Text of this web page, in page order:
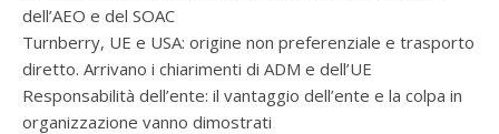
dell’AEO e del SOAC
Turnberry, UE e USA: origine non preferenziale e trasporto
diretto. Arrivano i chiarimenti di ADM e dell’UE
Responsabilità dell’ente: il vantaggio dell’ente e la colpa in
organizzazione vanno dimostrati